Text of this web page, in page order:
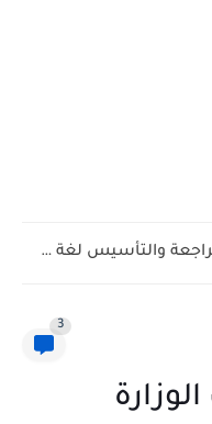
كراسة الإملاء Dictation Booklet كتاب Gem للصف الأول الثانوي...
3